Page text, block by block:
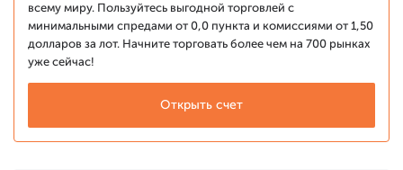
всему миру. Пользуйтесь выгодной торговлей с
минимальными спредами от 0,0 пункта и комиссиями от 1,50
долларов за лот. Начните торговать более чем на 700 рынках
уже сейчас!
Открыть счет